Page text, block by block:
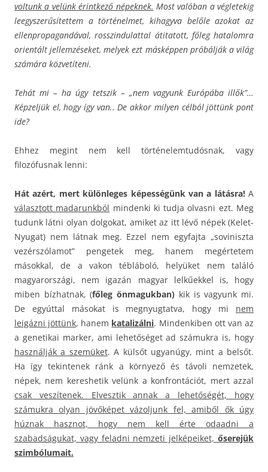
voltunk a velünk érintkező népeknek. Most valóban a végletekig
leegyszerűsítettem a történelmet, kihagyva belőle azokat az
ellenpropagandával, rosszindulattal átitatott, főleg hatalomra
orientált jellemzéseket, melyek ezt másképpen próbálják a világ
számára közvetíteni.
Tehát mi – ha úgy tetszik – „nem vagyunk Európába illők”…
Képzeljük el, hogy így van.. De akkor milyen célból jöttünk pont
ide?
Ehhez megint nem kell történelemtudósnak, vagy
filozófusnak lenni:
Hát azért, mert különleges képességünk van a látásra! A
választott madarunkból mindenki ki tudja olvasni ezt. Meg
tudunk látni olyan dolgokat, amiket az itt lévő népek (Kelet-
Nyugat) nem látnak meg. Ezzel nem egyfajta „soviniszta
vezérszólamot” pengetek meg, hanem megértetem
másokkal, de a vakon tébláboló, helyüket nem találó
magyarországi, nem igazán magyar lelkűekkel is, hogy
miben bízhatnak, (főleg önmagukban) kik is vagyunk mi.
De egyúttal másokat is megnyugtatva, hogy mi nem
leigázni jöttünk, hanem katalizálni. Mindenkiben ott van az
a genetikai marker, ami lehetőséget ad számukra is, hogy
használják a szemüket. A külsőt ugyanúgy, mint a belsőt.
Ha így tekintenek ránk a környező és távoli nemzetek,
népek, nem kereshetik velünk a konfrontációt, mert azzal
csak veszítenek. Elvesztik annak a lehetőségét, hogy
számukra olyan jövőképet vázoljunk fel, amiből ők úgy
húznak hasznot, hogy nem kell érte odaadni a
szabadságukat, vagy feladni nemzeti jelképeiket, őserejük
szimbólumait.